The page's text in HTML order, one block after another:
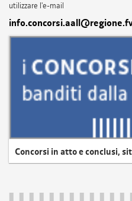
utilizzare l'e-mail
Concorsi in atto e conclusi,